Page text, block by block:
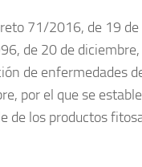
71/2016, de 19
de 20 de
de enfermedades
por el que se
de los productos